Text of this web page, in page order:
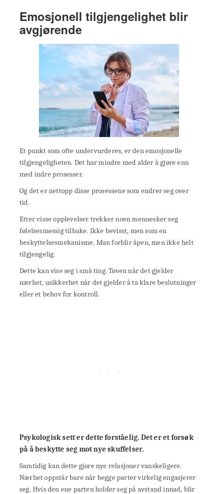
Emosjonell tilgjengelighet blir
avgjørende
Et punkt som ofte undervurderes, er den emosjonelle
tilgjengeligheten. Det har mindre med alder å gjøre enn
med indre prosesser.
Og det er nettopp disse prosessene som endrer seg over
tid.
Etter visse opplevelser trekker noen mennesker seg
følelsesmessig tilbake. Ikke bevisst, men som en
beskyttelsesmekanisme. Man forblir åpen, men ikke helt
tilgjengelig.
Dette kan vise seg i små ting. Tøven når det gjelder
nærhet, usikkerhet når det gjelder å ta klare beslutninger
eller et behov for kontroll.
Psykologisk sett er dette forståelig. Det er et forsøk
på å beskytte seg mot nye skuffelser.
Samtidig kan dette gjøre nye relasjoner vanskeligere.
Nærhet oppstår bare når begge parter virkelig engasjerer
seg. Hvis den ene parten holder seg på avstand innad, blir